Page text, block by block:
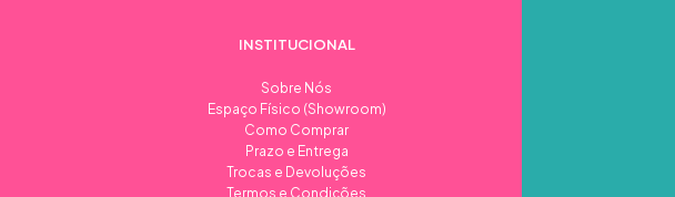
INSTITUCIONAL
Sobre Nós
Espaço Físico (Showroom)
Como Comprar
Prazo e Entrega
Trocas e Devoluções
Termos e Condições